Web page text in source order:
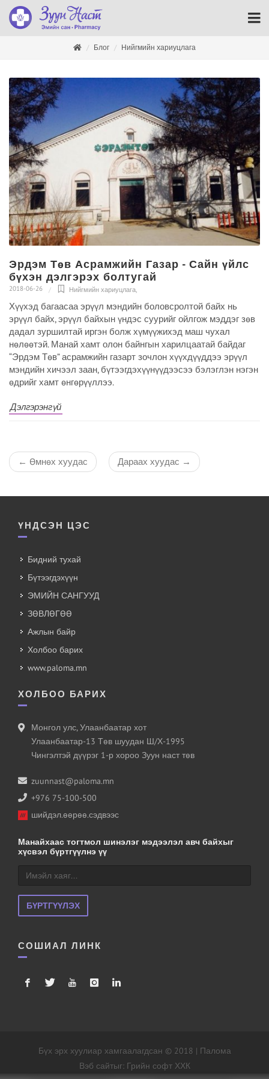
Блог Нийгмийн хариуцлага
Эрдэм Төв Асрамжийн Газар - Сайн үйлс
бүхэн дэлгэрэх болтугай
2018-06-26 Нийгмийн хариуцлага
Хүүхэд багаасаа эрүүл мэндийн боловсролтой байх нь
эрүүл байх, эрүүл байхын үндэс суурийг ойлгож мэддэг зөв
дадал зуршилтай иргэн болж хүмүүжихэд маш чухал
нөлөөтэй. Манай хамт олон байнгын харилцаатай байдаг
“Эрдэм Төв” асрамжийн газарт зочлон хүүхдүүддээ эрүүл
мэндийн хичээл заан, бүтээгдэхүүнүүдээсээ бэлэглэн нэгэн
өдрийг хамт өнгөрүүллээ.
Дэлгэрэнгүй
← Өмнөх хуудас Дараах хуудас →
ҮНДСЭН ЦЭС
Бидний тухай
Бүтээгдэхүүн
ЭМИЙН САНГУУД
ЗӨВЛӨГӨӨ
Ажлын байр
Холбоо барих
www.paloma.mn
ХОЛБОО БАРИХ
Монгол улс, Улаанбаатар хот
Улаанбаатар-13 Төв шуудан Ш/Х-1995
Чингэлтэй дүүрэг 1-р хороо Зуун наст төв
zuunnast@paloma.mn
+976 75-100-500
шийдэл.өөрөө.сэдвээс
Манайхаас тогтмол шинэлэг мэдээлэл авч байхыг
хүсвэл бүртгүүлнэ үү
БҮРТГҮҮЛЭХ
СОШИАЛ ЛИНК
Бүх эрх хуулиар хамгаалагдсан © 2018 | Палома
Вэб сайтыг: Грийн софт ХХК